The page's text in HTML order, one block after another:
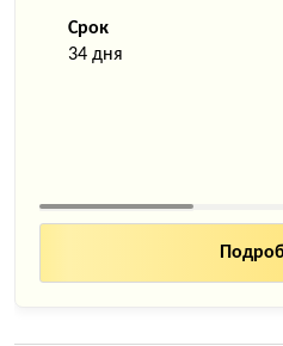
Срок
34 дня